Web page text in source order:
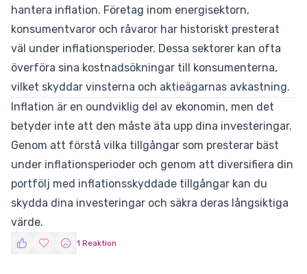
hantera inflation. Företag inom energisektorn,
konsumentvaror och råvaror har historiskt presterat
väl under inflationsperioder. Dessa sektorer kan ofta
överföra sina kostnadsökningar till konsumenterna,
vilket skyddar vinsterna och aktieägarnas avkastning.
Inflation är en oundviklig del av ekonomin, men det
betyder inte att den måste äta upp dina investeringar.
Genom att förstå vilka tillgångar som presterar bäst
under inflationsperioder och genom att diversifiera din
portfölj med inflationsskyddade tillgångar kan du
skydda dina investeringar och säkra deras långsiktiga
värde.
1 Reaktion